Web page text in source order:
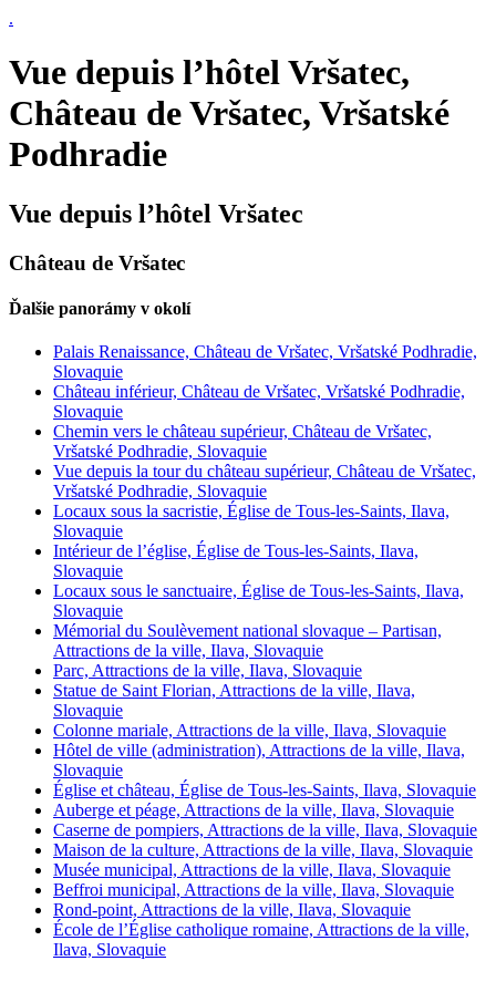
.
Vue depuis l’hôtel Vršatec,
Château de Vršatec, Vršatské
Podhradie
Vue depuis l’hôtel Vršatec
Château de Vršatec
Ďalšie panorámy v okolí
Palais Renaissance, Château de Vršatec, Vršatské Podhradie,
Slovaquie
Château inférieur, Château de Vršatec, Vršatské Podhradie,
Slovaquie
Chemin vers le château supérieur, Château de Vršatec,
Vršatské Podhradie, Slovaquie
Vue depuis la tour du château supérieur, Château de Vršatec,
Vršatské Podhradie, Slovaquie
Locaux sous la sacristie, Église de Tous-les-Saints, Ilava,
Slovaquie
Intérieur de l’église, Église de Tous-les-Saints, Ilava,
Slovaquie
Locaux sous le sanctuaire, Église de Tous-les-Saints, Ilava,
Slovaquie
Mémorial du Soulèvement national slovaque – Partisan,
Attractions de la ville, Ilava, Slovaquie
Parc, Attractions de la ville, Ilava, Slovaquie
Statue de Saint Florian, Attractions de la ville, Ilava,
Slovaquie
Colonne mariale, Attractions de la ville, Ilava, Slovaquie
Hôtel de ville (administration), Attractions de la ville, Ilava,
Slovaquie
Église et château, Église de Tous-les-Saints, Ilava, Slovaquie
Auberge et péage, Attractions de la ville, Ilava, Slovaquie
Caserne de pompiers, Attractions de la ville, Ilava, Slovaquie
Maison de la culture, Attractions de la ville, Ilava, Slovaquie
Musée municipal, Attractions de la ville, Ilava, Slovaquie
Beffroi municipal, Attractions de la ville, Ilava, Slovaquie
Rond-point, Attractions de la ville, Ilava, Slovaquie
École de l’Église catholique romaine, Attractions de la ville,
Ilava, Slovaquie